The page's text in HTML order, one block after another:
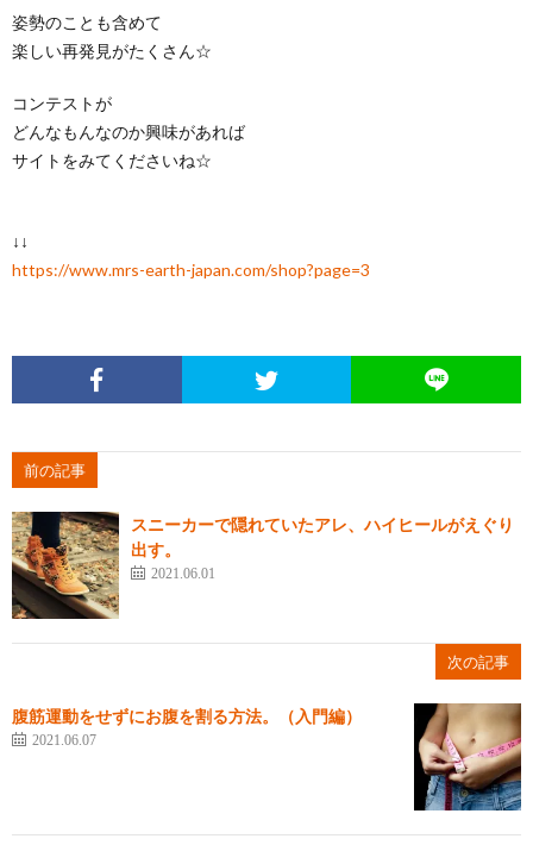
姿勢のことも含めて
楽しい再発見がたくさん☆
コンテストが
どんなもんなのか興味があれば
サイトをみてくださいね☆
↓↓
https://www.mrs-earth-japan.com/shop?page=3
前の記事
スニーカーで隠れていたアレ、ハイヒールがえぐり
出す。
2021.06.01
次の記事
腹筋運動をせずにお腹を割る方法。（入門編）
2021.06.07